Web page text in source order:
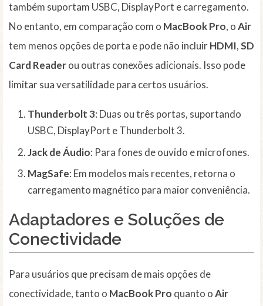
também suportam USBC, DisplayPort e carregamento.
No entanto, em comparação com o MacBook Pro, oAir
tem menos opções de porta e pode não incluirHDMI,SD
Card Readerou outras conexões adicionais. Isso pode
limitar sua versatilidade para certos usuários.
Thunderbolt 3: Duas ou três portas, suportando
USBC, DisplayPort e Thunderbolt 3.
Jack de Áudio: Para fones de ouvido e microfones.
MagSafe: Em modelos mais recentes, retorna o
carregamento magnético para maior conveniência.
Adaptadores e Soluções de
Conectividade
Para usuários que precisam de mais opções de
conectividade, tanto o MacBook Pro quanto oAir